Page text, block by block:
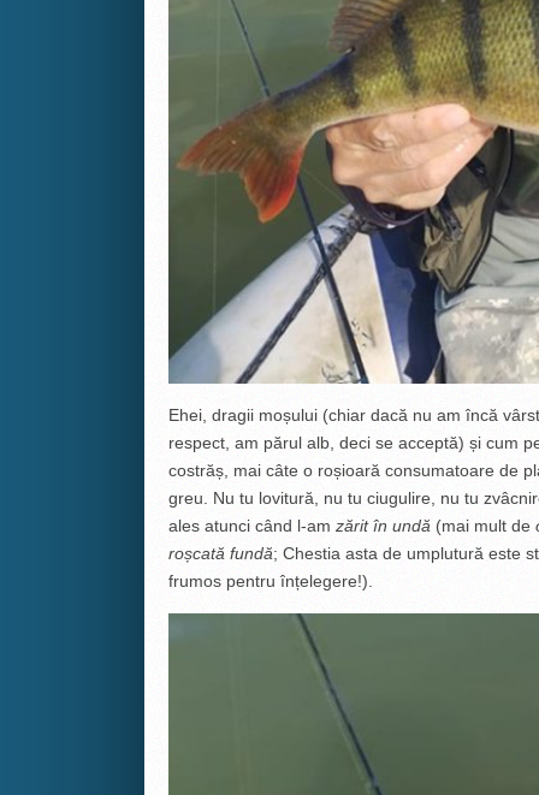
Ehei, dragii moșului (chiar dacă nu am încă
respect, am părul alb, deci se acceptă) și cum
costrăș, mai câte o roșioară consumatoare de
greu. Nu tu lovitură, nu tu ciugulire, nu tu
ales atunci când l-am zărit în undă(mai mult de
roșcată fundă; Chestia asta de umplutură este
frumos pentru înțelegere!).